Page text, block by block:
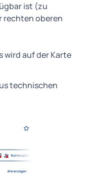
ist (zu
rechten oberen
wird auf der Karte
technischen